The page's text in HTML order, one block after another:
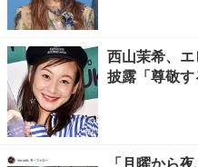
西山茉希、
披露「尊敬す